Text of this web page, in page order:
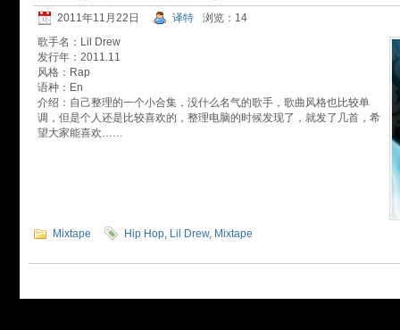
2011年11月22日 译特
浏览：14
歌手名：Lil Drew
发行年：2011.11
风格：Rap
语种：En
介绍：自己整理的一个小合集，没什么名气的歌手，歌曲风格也比较单
调，但是个人还是比较喜欢的，整理电脑的时候发现了，就发了几首，希
望大家能喜欢……
Mixtape Hip Hop, Lil Drew, Mixtape